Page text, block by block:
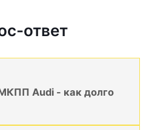
ответ
Audi - как долго